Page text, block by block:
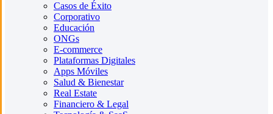
Casos de Éxito
Corporativo
Educación
ONGs
E-commerce
Plataformas Digitales
Apps Móviles
Salud & Bienestar
Real Estate
Financiero & Legal